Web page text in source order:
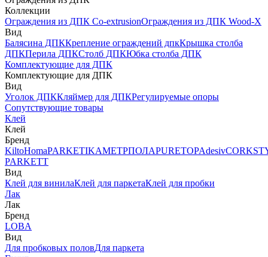
Коллекции
Ограждения из ДПК Co-extrusionОграждения из ДПК Wood-X
Вид
Балясина ДПККрепление ограждений дпкКрышка столба
ДПКПерила ДПКСтолб ДПКЮбка столба ДПК
Комплектующие для ДПК
Комплектующие для ДПК
Вид
Уголок ДПККляймер для ДПКРегулируемые опоры
Сопутствующие товары
Клей
Клей
Бренд
KiltoHomaPARKETIKAМЕТРПОЛАPURETOPAdesiv
PARKETT
Вид
Клей для винилаКлей для паркетаКлей для пробки
Лак
Лак
Бренд
LOBA
Вид
Для пробковых половДля паркета